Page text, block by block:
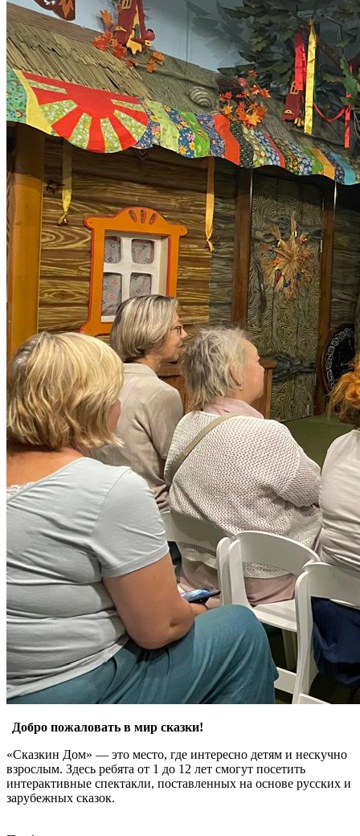
Добро пожаловать в мир сказки!
«Сказкин Дом» — это место, где интересно детям и нескучно
взрослым. Здесь ребята от 1 до 12 лет смогут посетить
интерактивные спектакли, поставленных на основе русских и
зарубежных сказок.